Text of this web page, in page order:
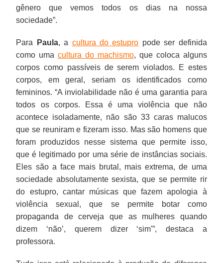
gênero que vemos todos os dias na nossa
sociedade”.
Para Paula, a cultura do estupro pode ser definida
como umacultura do machismo, que coloca alguns
corpos como passíveis de serem violados. E estes
corpos, em geral, seriam os identificados como
femininos. “A inviolabilidade não é uma garantia para
todos os corpos. Essa é uma violência que não
acontece isoladamente, não são 33 caras malucos
que se reuniram e fizeram isso. Mas são homens que
foram produzidos nesse sistema que permite isso,
que é legitimado por uma série de instâncias sociais.
Eles são a face mais brutal, mais extrema, de uma
sociedade absolutamente sexista, que se permite rir
do estupro, cantar músicas que fazem apologia à
violência sexual, que se permite botar como
propaganda de cerveja que as mulheres quando
dizem ‘não’, querem dizer ‘sim'”, destaca a
professora.